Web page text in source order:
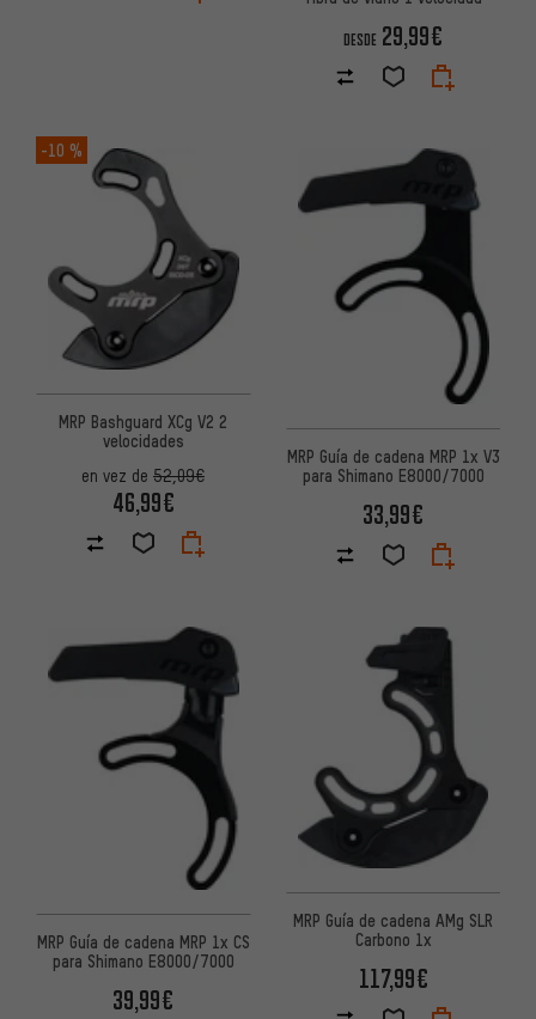
DESDE 29,99€
-10 %
MRP Bashguard XCg V2 2
velocidades
en vez de 52,09€
46,99€
MRP Guía de cadena MRP 1x V3
para Shimano E8000/7000
33,99€
MRP Guía de cadena MRP 1x CS
para Shimano E8000/7000
39,99€
MRP Guía de cadena AMg SLR
Carbono 1x
117,99€